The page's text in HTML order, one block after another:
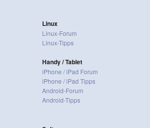
Linux
Linux-Forum
Linux-Tipps
Handy / Tablet
iPhone / iPad Forum
iPhone / iPad Tipps
Android-Forum
Android-Tipps